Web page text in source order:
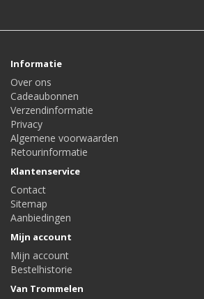
Informatie
Over ons
Cadeaubonnen
Verzendinformatie
Privacy
Algemene voorwaarden
Retourinformatie
Klantenservice
Contact
Sitemap
Aanbiedingen
Mijn account
Mijn account
Bestelhistorie
Van Trommelen